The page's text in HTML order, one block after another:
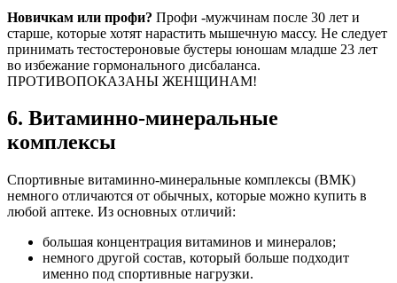
Новичкам или профи? Профи -мужчинам после 30 лет и
старше, которые хотят нарастить мышечную массу. Не следует
принимать тестостероновые бустеры юношам младше 23 лет
во избежание гормонального дисбаланса.
ПРОТИВОПОКАЗАНЫ ЖЕНЩИНАМ!
6. Витаминно-минеральные
комплексы
Спортивные витаминно-минеральные комплексы (ВМК)
немного отличаются от обычных, которые можно купить в
любой аптеке. Из основных отличий:
большая концентрация витаминов и минералов;
немного другой состав, который больше подходит
именно под спортивные нагрузки.